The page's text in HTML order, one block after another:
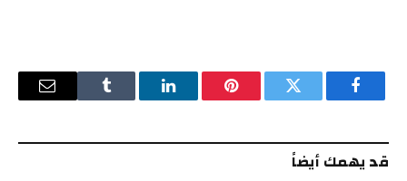
فيسبوك تويتر بينتيريستلينكدإن Tumblr
البريد
قد يهمك أيضاً